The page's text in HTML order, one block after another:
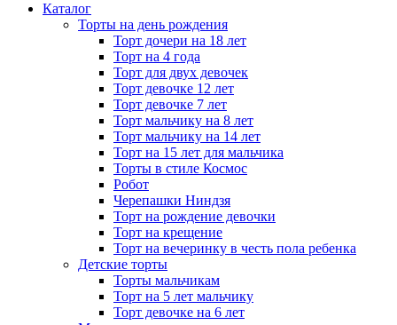
Каталог
Торты на день рождения
Торт дочери на 18 лет
Торт на 4 года
Торт для двух девочек
Торт девочке 12 лет
Торт девочке 7 лет
Торт мальчику на 8 лет
Торт мальчику на 14 лет
Торт на 15 лет для мальчика
Торты в стиле Космос
Робот
Черепашки Ниндзя
Торт на рождение девочки
Торт на крещение
Торт на вечеринку в честь пола ребенка
Детские торты
Торты мальчикам
Торт на 5 лет мальчику
Торт девочке на 6 лет